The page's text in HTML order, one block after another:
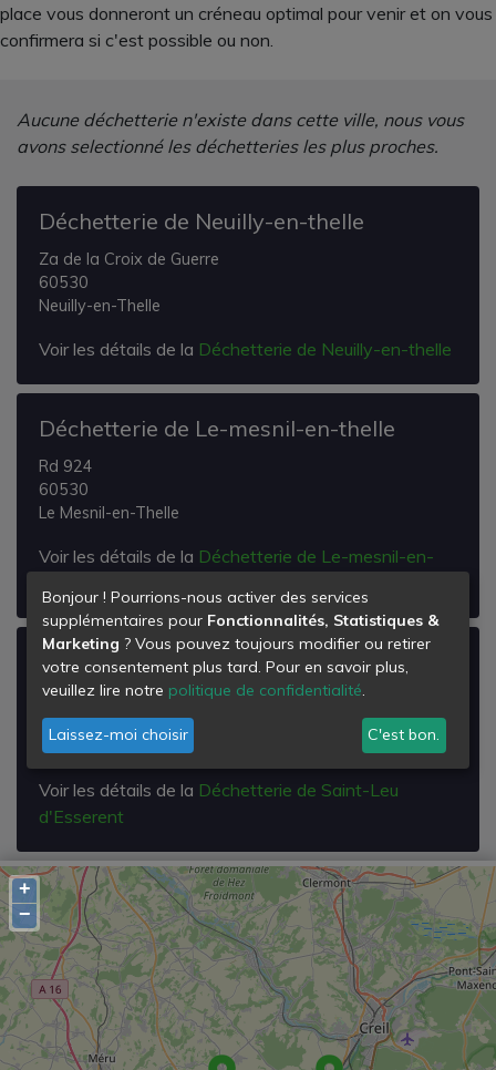
place vous donneront un créneau optimal pour venir et on vous
confirmera si c'est possible ou non.
Aucune déchetterie n'existe dans cette ville, nous vous
avons selectionné les déchetteries les plus proches.
Déchetterie de Neuilly-en-thelle
Za de la Croix de Guerre
60530
Neuilly-en-Thelle
Voir les détails de la Déchetterie de Neuilly-en-thelle
Déchetterie de Le-mesnil-en-thelle
Rd 924
60530
Le Mesnil-en-Thelle
Voir les détails de la Déchetterie de Le-mesnil-en-
Déchetterie de Saint-Leu d'Esserent
Zi du Renoir Rue Marcel Paul
60340
Saint-Leu-d'Esserent
Voir les détails de la Déchetterie de Saint-Leu
d'Esserent
+
−
Bonjour ! Pourrions-nous activer des services
supplémentaires pour Fonctionnalités, Statistiques &
Marketing ? Vous pouvez toujours modifier ou retirer
votre consentement plus tard. Pour en savoir plus,
veuillez lire notre politique de confidentialité.
Laissez-moi choisir C'est bon.